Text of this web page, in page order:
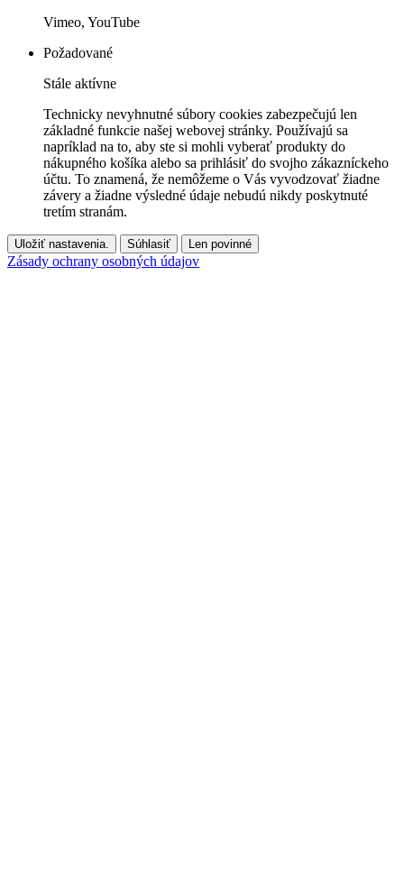
Vimeo, YouTube
Požadované
Stále aktívne
Technicky nevyhnutné súbory cookies zabezpečujú len
základné funkcie našej webovej stránky. Používajú sa
napríklad na to, aby ste si mohli vyberať produkty do
nákupného košíka alebo sa prihlásiť do svojho zákazníckeho
účtu. To znamená, že nemôžeme o Vás vyvodzovať žiadne
závery a žiadne výsledné údaje nebudú nikdy poskytnuté
tretím stranám.
Uložiť nastavenia. Súhlasiť Len povinné
Zásady ochrany osobných údajov